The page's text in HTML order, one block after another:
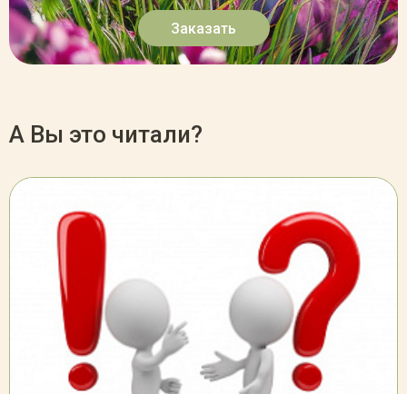
Заказать
А Вы это читали?